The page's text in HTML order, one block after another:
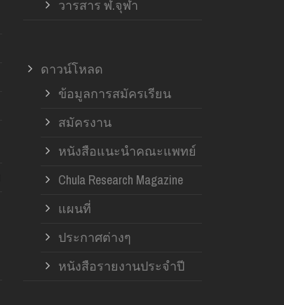
วารสาร ฬ.จุฬา
ดาวน์โหลด
ข้อมูลการสมัครเรียน
สมัครงาน
หนังสือแนะนำคณะแพทย์
Chula Research Magazine
แผนที่
ประกาศต่างๆ
หนังสือรายงานประจำปี